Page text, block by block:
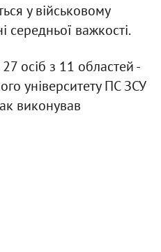
у військовому
середньої важкості.
осіб з 11 областей -
університету ПС ЗСУ
виконував